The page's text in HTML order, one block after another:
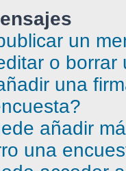
un
o borrar
una
añadir
una